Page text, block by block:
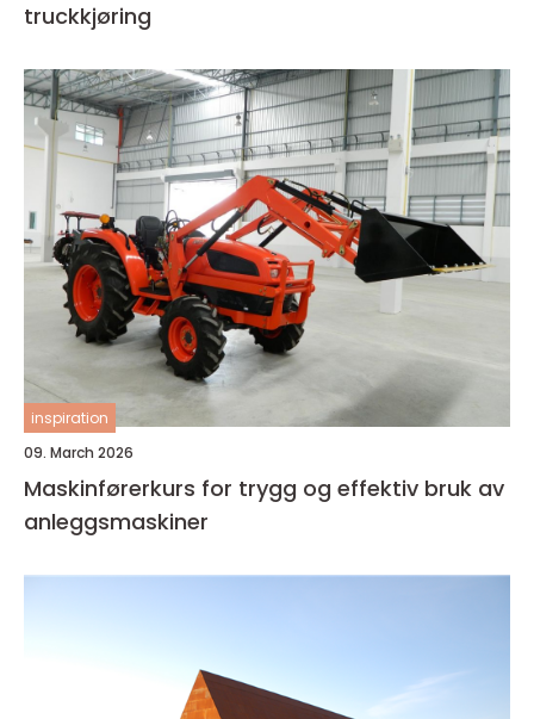
truckkjøring
inspiration
09. March 2026
Maskinførerkurs for trygg og effektiv bruk av
anleggsmaskiner